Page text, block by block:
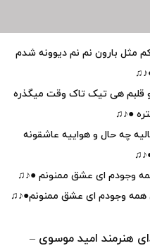
مثل بارون نم نم دیوونه شدم
قلبم هی تیک تاک وقت میگذره
●♪♫
چه حال و هواییه عاشقونه
وجودم ای عشق ممنونم ●♪♫
همه وجودم ای عشق ممنونم●♪♫
هنرمند امید موسوی –